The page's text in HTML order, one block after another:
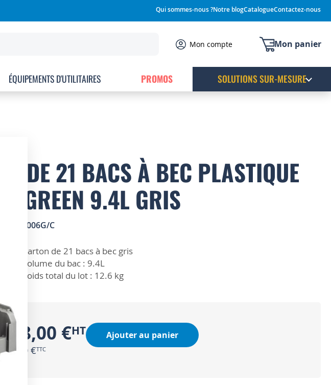
Qui sommes-nous ?Notre blogCatalogueContactez-nous
Mon panier
Mon compte
ÉQUIPEMENTS D'UTILITAIRES PROMOS SOLUTIONS SUR-MESURE
LOT DE 21 BACS À BEC PLASTIQUE
ECOGREEN 9.4L GRIS
2002006G/C
Carton de 21 bacs à bec gris
Volume du bac : 9.4L
Poids total du lot : 12.6 kg
118,00 €
141,60 €
Ajouter au panier